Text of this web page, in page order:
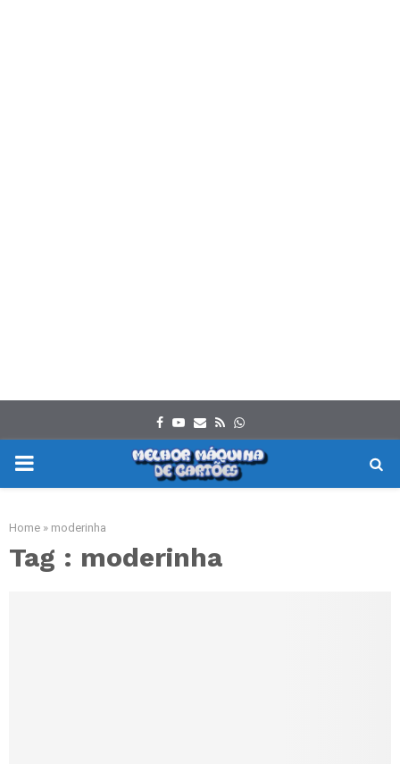
Facebook
Youtube
Email
RssWhatsapp
PRIMARY
Home » moderinha
Tag : moderinha